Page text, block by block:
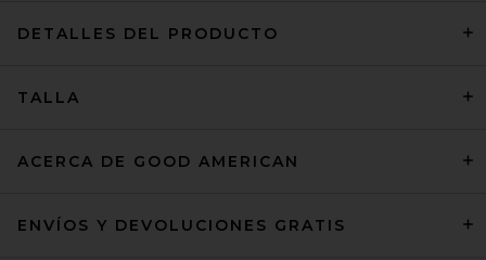
DETALLES DEL PRODUCTO
TALLA
ACERCA DE GOOD AMERICAN
ENVÍOS Y DEVOLUCIONES GRATIS